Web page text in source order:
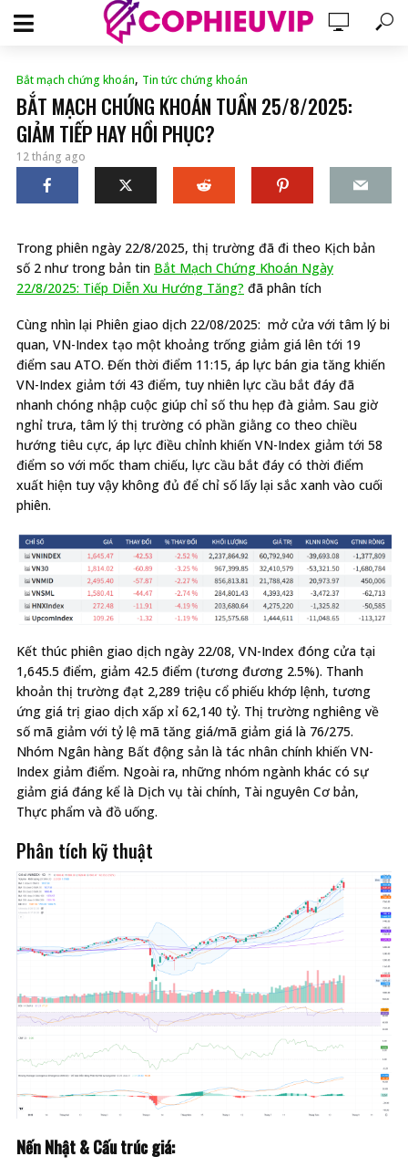
Bắt mạch chứng khoán, Tin tức chứng khoán
BẮT MẠCH CHỨNG KHOÁN TUẦN 25/8/2025:
GIẢM TIẾP HAY HỒI PHỤC?
12 tháng ago
Trong phiên ngày 22/8/2025, thị trường đã đi theo Kịch bản
số 2 như trong bản tin Bắt Mạch Chứng Khoán Ngày
22/8/2025: Tiếp Diễn Xu Hướng Tăng? đã phân tích
Cùng nhìn lại Phiên giao dịch 22/08/2025: mở cửa với tâm lý bi
quan, VN-Index tạo một khoảng trống giảm giá lên tới 19
điểm sau ATO. Đến thời điểm 11:15, áp lực bán gia tăng khiến
VN-Index giảm tới 43 điểm, tuy nhiên lực cầu bắt đáy đã
nhanh chóng nhập cuộc giúp chỉ số thu hẹp đà giảm. Sau giờ
nghỉ trưa, tâm lý thị trường có phần giằng co theo chiều
hướng tiêu cực, áp lực điều chỉnh khiến VN-Index giảm tới 58
điểm so với mốc tham chiếu, lực cầu bắt đáy có thời điểm
xuất hiện tuy vậy không đủ để chỉ số lấy lại sắc xanh vào cuối
phiên.
Kết thúc phiên giao dịch ngày 22/08, VN-Index đóng cửa tại
1,645.5 điểm, giảm 42.5 điểm (tương đương 2.5%). Thanh
khoản thị trường đạt 2,289 triệu cổ phiếu khớp lệnh, tương
ứng giá trị giao dịch xấp xỉ 62,140 tỷ. Thị trường nghiêng về
số mã giảm với tỷ lệ mã tăng giá/mã giảm giá là 76/275.
Nhóm Ngân hàng Bất động sản là tác nhân chính khiến VN-
Index giảm điểm. Ngoài ra, những nhóm ngành khác có sự
giảm giá đáng kể là Dịch vụ tài chính, Tài nguyên Cơ bản,
Thực phẩm và đồ uống.
Phân tích kỹ thuật
Nến Nhật & Cấu trúc giá: